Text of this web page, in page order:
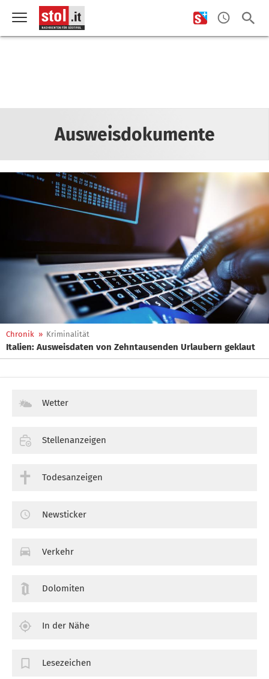
Ausweisdokumente
Chronik » Kriminalität
Italien: Ausweisdaten von Zehntausenden Urlaubern geklaut
Wetter
Stellenanzeigen
Todesanzeigen
Newsticker
Verkehr
Dolomiten
In der Nähe
Lesezeichen